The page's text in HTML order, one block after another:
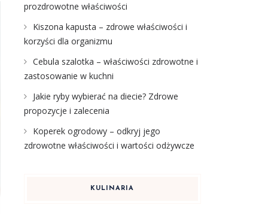
prozdrowotne właściwości
Kiszona kapusta – zdrowe właściwości i
korzyści dla organizmu
Cebula szalotka – właściwości zdrowotne i
zastosowanie w kuchni
Jakie ryby wybierać na diecie? Zdrowe
propozycje i zalecenia
Koperek ogrodowy – odkryj jego
zdrowotne właściwości i wartości odżywcze
KULINARIA